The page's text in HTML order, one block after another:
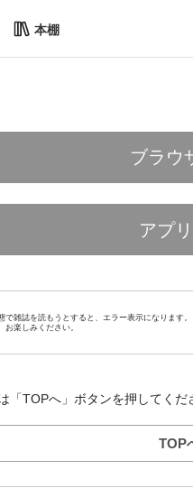
本棚
ブラウ
アプ
雑誌を読もうとすると、エラー表示になります。
楽しみください。
「TOPへ」ボタンを押してくだ
TOP